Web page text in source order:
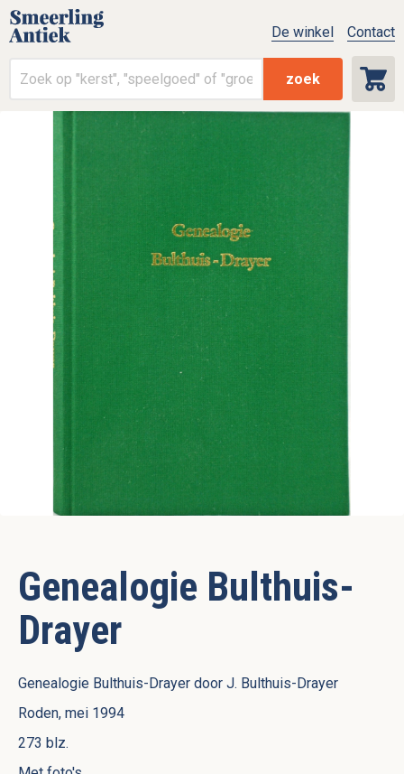
zoek
De winkel Contact
Genealogie Bulthuis-
Drayer
Genealogie Bulthuis-Drayer door J. Bulthuis-Drayer
Roden, mei 1994
273 blz.